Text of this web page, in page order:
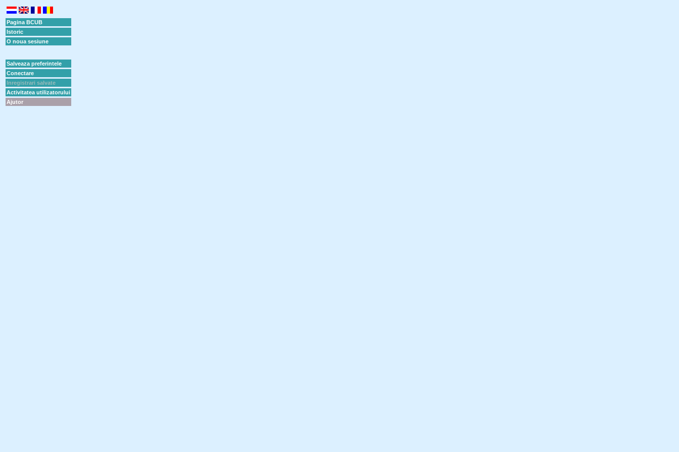
Pagina BCUB
Istoric
O noua sesiune
Salveaza preferintele
Conectare
Inregistrari salvate
Activitatea utilizatorului
Ajutor